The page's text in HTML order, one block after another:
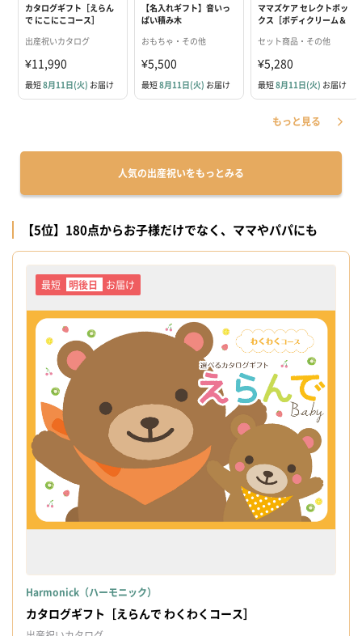
カタログギフト［えらん
で にこにこコース］
出産祝いカタログ
¥11,990
最短8月11日(火) お届け
【名入れギフト】音いっ
ぱい積み木
おもちゃ・その他
¥5,500
最短8月11日(火) お届け
ママズケア セレクトボッ
クス［ボディクリーム＆
オイル］
セット商品・その他
¥5,280
最短8月11日(火) お届け
もっと見る
人気の出産祝いをもっとみる
【5位】180点からお子様だけでなく、ママやパパにも
最短 明後日 お届け
Harmonick（ハーモニック）
カタログギフト［えらんで わくわくコース］